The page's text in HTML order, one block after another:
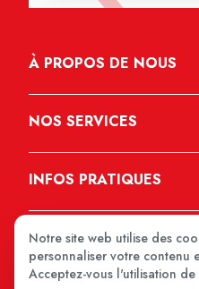
À PROPOS DE NOUS
NOS SERVICES
INFOS PRATIQUES
Notre site web utilise des
personnaliser votre contenu
Acceptez-vous l'utilisation de